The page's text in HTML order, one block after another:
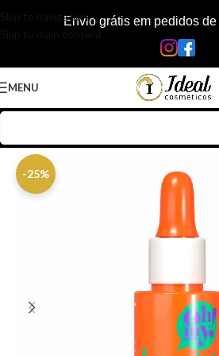
Skip to navigationEnvio grátis em pedidos
MENU
-25%